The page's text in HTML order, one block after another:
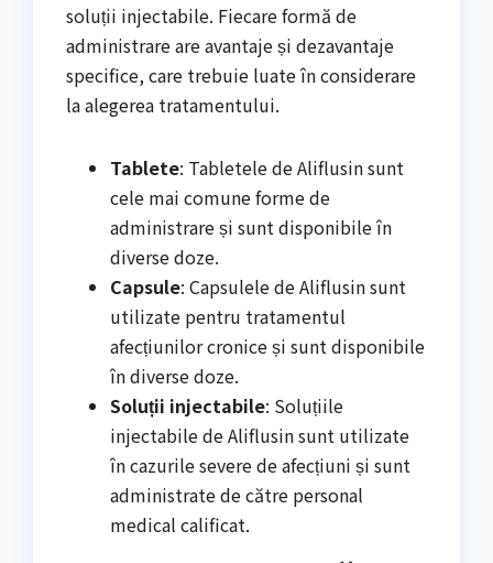
soluții injectabile. Fiecare formă de
administrare are avantaje și dezavantaje
specifice, care trebuie luate în considerare
la alegerea tratamentului.
Tablete: Tabletele de Aliflusin sunt
cele mai comune forme de
administrare și sunt disponibile în
diverse doze.
Capsule: Capsulele de Aliflusin sunt
utilizate pentru tratamentul
afecțiunilor cronice și sunt disponibile
în diverse doze.
Soluții injectabile: Soluțiile
injectabile de Aliflusin sunt utilizate
în cazurile severe de afecțiuni și sunt
administrate de către personal
medical calificat.